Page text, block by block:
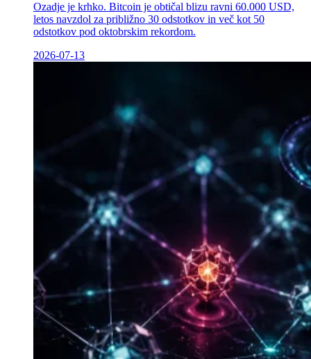
Ozadje je krhko. Bitcoin je obtičal blizu ravni 60.000 USD,
letos navzdol za približno 30 odstotkov in več kot 50
odstotkov pod oktobrskim rekordom.
2026-07-13